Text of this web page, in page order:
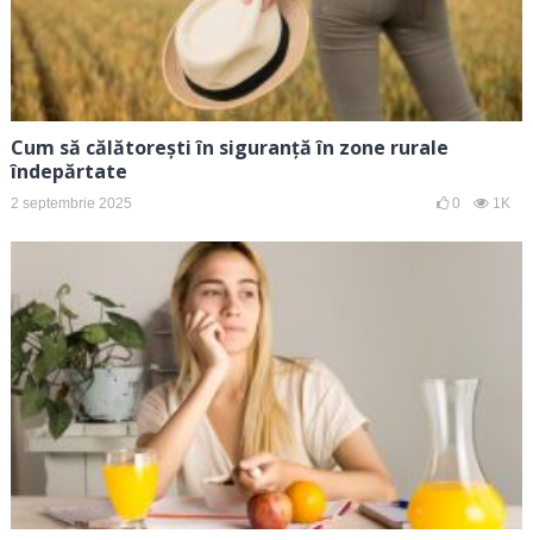
Cum să călătorești în siguranță în zone rurale
îndepărtate
2 septembrie 2025 0 1K